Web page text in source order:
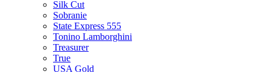
Silk Cut
Sobranie
State Express 555
Tonino Lamborghini
Treasurer
True
USA Gold